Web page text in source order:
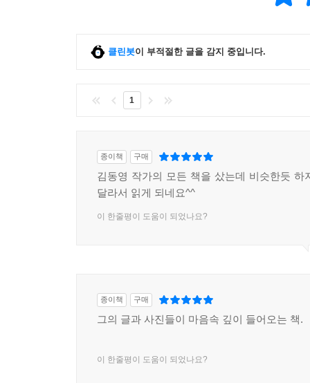
클린봇이 부적절한 글을 감지 중입니다.
1
종이책 구매
김동영 작가의 모든 책을 샀는데 비슷한듯 하
달라서 읽게 되네요^^
이 한줄평이 도움이 되었나요?
종이책 구매
그의 글과 사진들이 마음속 깊이 들어오는 책.
이 한줄평이 도움이 되었나요?